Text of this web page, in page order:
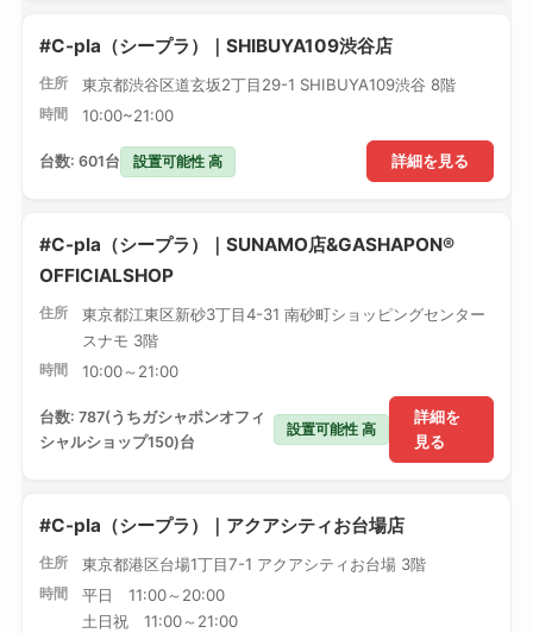
#C-pla（シープラ）｜SHIBUYA109渋谷店
住所 東京都渋谷区道玄坂2丁目29-1 SHIBUYA109渋谷 8階
時間 10:00~21:00
詳細を見る
台数: 601台 設置可能性 高
#C-pla（シープラ）｜SUNAMO店&GASHAPON®
OFFICIALSHOP
住所
東京都江東区新砂3丁目4-31 南砂町ショッピングセンター
スナモ 3階
時間 10:00～21:00
詳細を
見る
台数: 787(うちガシャポンオフィ
シャルショップ150)台
設置可能性 高
#C-pla（シープラ）｜アクアシティお台場店
住所 東京都港区台場1丁目7-1 アクアシティお台場 3階
時間
平日 11:00～20:00
土日祝 11:00～21:00